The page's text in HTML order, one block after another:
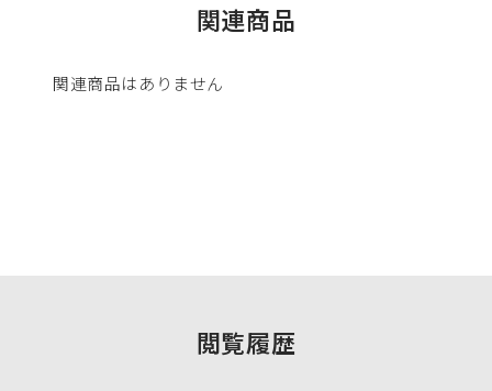
関連商品
関連商品はありません
閲覧履歴